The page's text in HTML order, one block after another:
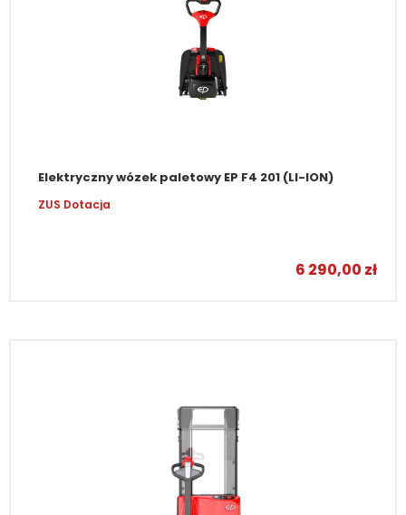
Elektryczny wózek paletowy EP F4 201 (LI-ION)
ZUS Dotacja
6 290,00 zł